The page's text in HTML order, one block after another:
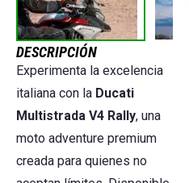
DESCRIPCIÓN
Experimenta la excelencia
italiana con la Ducati
Multistrada V4 Rally, una
moto adventure premium
creada para quienes no